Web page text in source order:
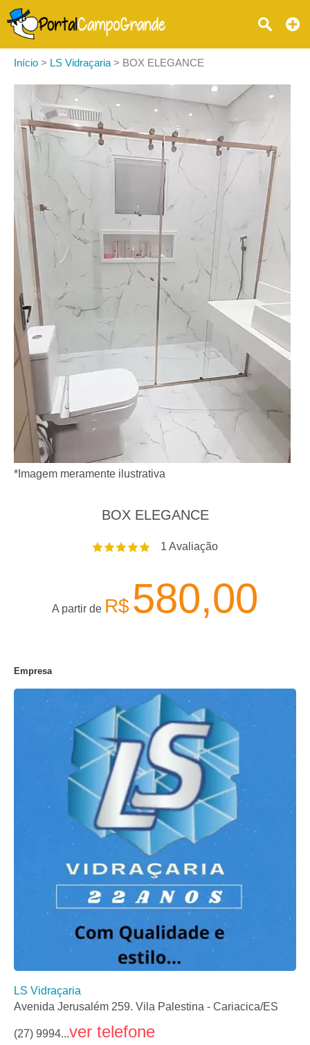
Início > LS Vidraçaria > BOX ELEGANCE
*Imagem meramente ilustrativa
BOX ELEGANCE
1 Avaliação
A partir de R$580,00
Empresa
LS Vidraçaria
Avenida Jerusalém 259. Vila Palestina - Cariacica/ES
(27) 9994...ver telefone